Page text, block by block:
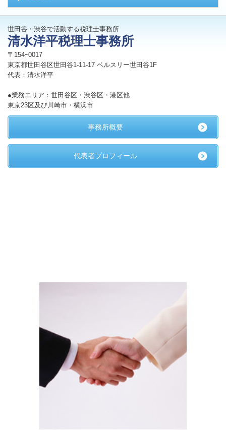
世田谷・渋谷で活動する税理士事務所
清水洋平税理士事務所
〒154ｰ0017
東京都世田谷区世田谷1-11-17 ベルスリー世田谷1F
代表：清水洋平
●業務エリア：世田谷区・渋谷区・港区他
東京23区及び川崎市・横浜市
事務所概要
代表者プロフィール